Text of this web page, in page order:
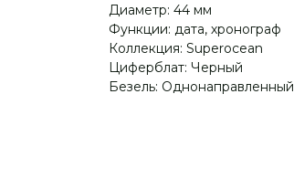
Диаметр: 44 мм
Функции: дата, хронограф
Коллекция: Superocean
Циферблат: Черный
Безель: Однонаправленный